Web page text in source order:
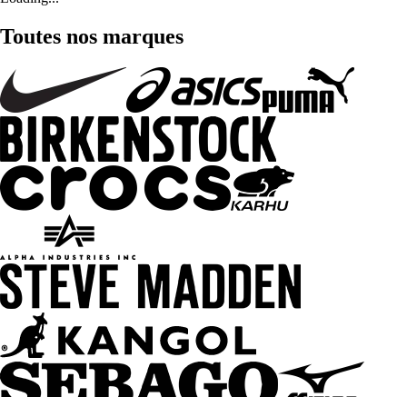
Toutes nos marques